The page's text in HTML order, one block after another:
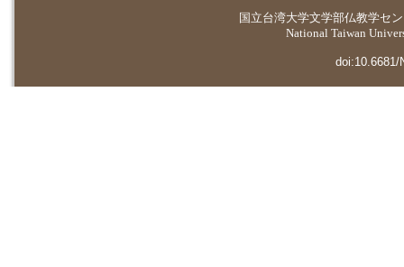
国立台湾大学文学部仏教学セ
National Taiwan
doi:10.6681/